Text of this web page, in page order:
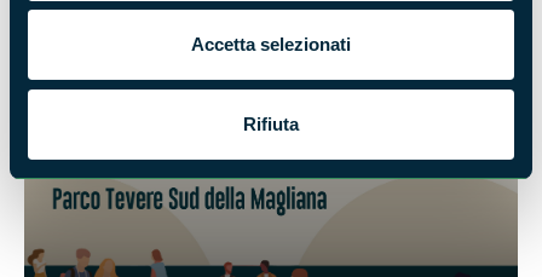
Accetta selezionati
Rifiuta